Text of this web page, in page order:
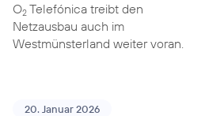
O2Telefónica treibt den
Netzausbau auch im
Westmünsterland weiter voran.
20. Januar 2026